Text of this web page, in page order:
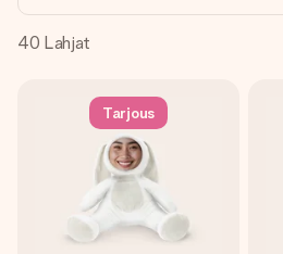
Tilaa tänään – personoitu lahja
nopeammin kuin ehdit sanoa
40 Lahjat
Tarjous